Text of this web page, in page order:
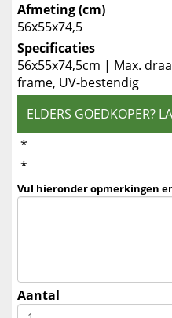
Afmeting (cm)
56x55x74,5
Specificaties
56x55x74,5cm | Max.
frame, UV-bestendig
ELDERS GOEDKOPER?
*
*
Vul hieronder opmerkingen
Aantal